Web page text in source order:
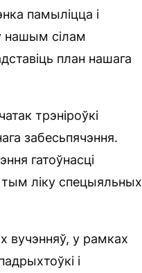
памыліцца і
нашым сілам
план нашага
трэніроўкі
забесьпячэння.
гатоўнасці
ліку спецыяльных
вучэнняў, у рамках
і